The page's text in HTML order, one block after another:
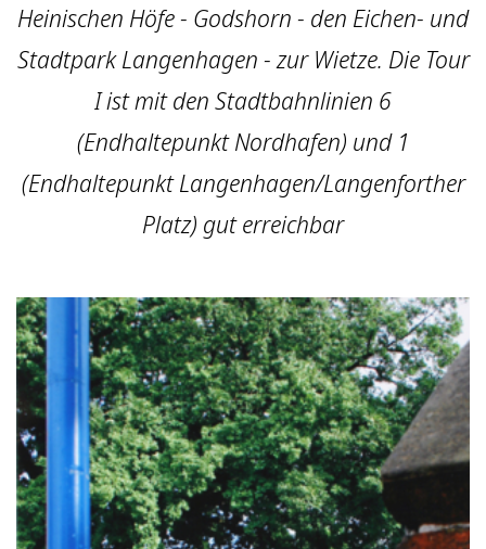
Heinischen Höfe - Godshorn - den Eichen- und
Stadtpark Langenhagen - zur Wietze. Die Tour
I ist mit den Stadtbahnlinien 6
(Endhaltepunkt Nordhafen) und 1
(Endhaltepunkt Langenhagen/Langenforther
Platz) gut erreichbar